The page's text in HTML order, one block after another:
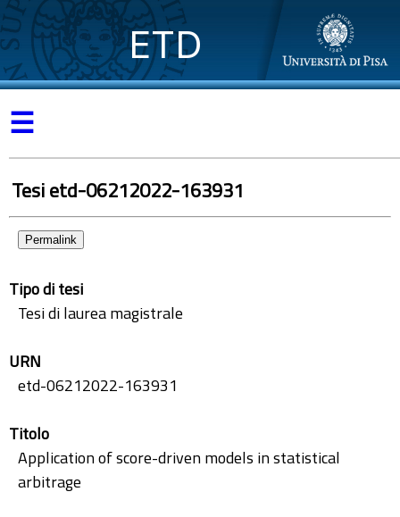
ETD
☰
Tesi etd-06212022-163931
Permalink
Tipo di tesi
Tesi di laurea magistrale
URN
etd-06212022-163931
Titolo
Application of score-driven models in statistical
arbitrage